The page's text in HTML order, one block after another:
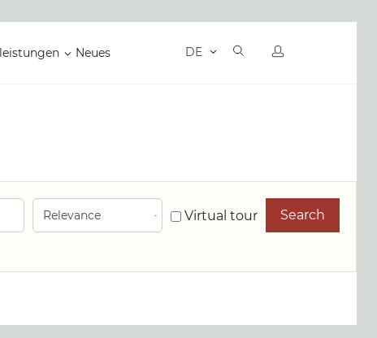
Neues DE
Virtual tour Search